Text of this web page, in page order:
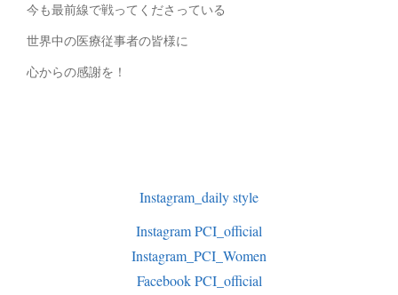
今も最前線で戦ってくださっている
世界中の医療従事者の皆様に
心からの感謝を！
Instagram_daily style
Instagram PCI_official
Instagram_PCI_Women
Facebook PCI_official